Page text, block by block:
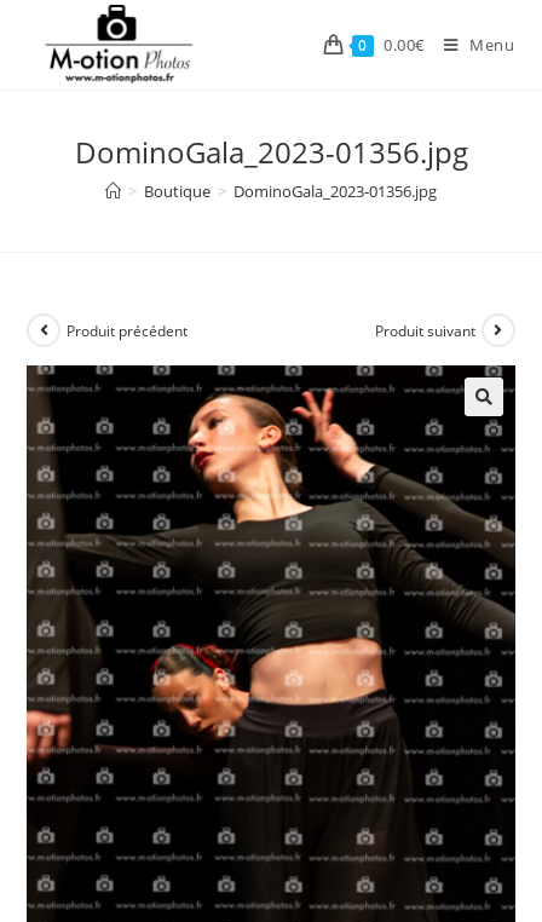
content
0 0.00€ Menu
DominoGala_2023-01356.jpg
> Boutique > DominoGala_2023-01356.jpg
Produit précédent Produit suivant